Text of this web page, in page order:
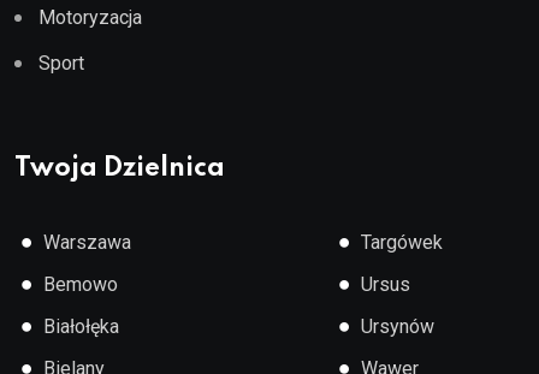
Motoryzacja
Sport
Twoja Dzielnica
● Warszawa
● Bemowo
● Białołęka
● Bielany
● Targówek
● Ursus
● Ursynów
● Wawer